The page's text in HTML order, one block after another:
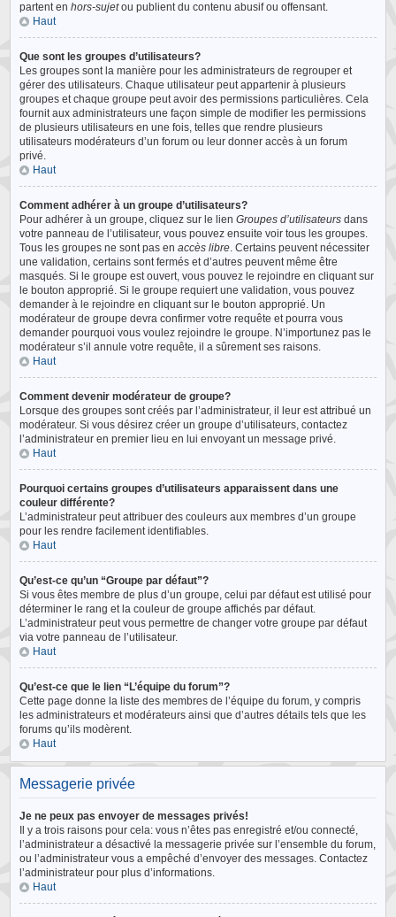
partent enhors-sujetou publient du contenu abusif ou offensant.
Haut
Que sont les groupes d’utilisateurs?
Les groupes sont la manière pour les administrateurs de regrouper et
gérer des utilisateurs. Chaque utilisateur peut appartenir à plusieurs
groupes et chaque groupe peut avoir des permissions particulières. Cela
fournit aux administrateurs une façon simple de modifier les permissions
de plusieurs utilisateurs en une fois, telles que rendre plusieurs
utilisateurs modérateurs d’un forum ou leur donner accès à un forum
privé.
Haut
Comment adhérer à un groupe d’utilisateurs?
Pour adhérer à un groupe, cliquez sur le lienGroupes d’utilisateurs dans
votre panneau de l’utilisateur, vous pouvez ensuite voir tous les groupes.
Tous les groupes ne sont pas enaccès libre. Certains peuvent nécessiter
une validation, certains sont fermés et d’autres peuvent même être
masqués. Si le groupe est ouvert, vous pouvez le rejoindre en cliquant sur
le bouton approprié. Si le groupe requiert une validation, vous pouvez
demander à le rejoindre en cliquant sur le bouton approprié. Un
modérateur de groupe devra confirmer votre requête et pourra vous
demander pourquoi vous voulez rejoindre le groupe. N’importunez pas le
modérateur s’il annule votre requête, il a sûrement ses raisons.
Haut
Comment devenir modérateur de groupe?
Lorsque des groupes sont créés par l’administrateur, il leur est attribué un
modérateur. Si vous désirez créer un groupe d’utilisateurs, contactez
l’administrateur en premier lieu en lui envoyant un message privé.
Haut
Pourquoi certains groupes d’utilisateurs apparaissent dans une
couleur différente?
L’administrateur peut attribuer des couleurs aux membres d’un groupe
pour les rendre facilement identifiables.
Haut
Qu’est-ce qu’un “Groupe par défaut”?
Si vous êtes membre de plus d’un groupe, celui par défaut est utilisé pour
déterminer le rang et la couleur de groupe affichés par défaut.
L’administrateur peut vous permettre de changer votre groupe par défaut
via votre panneau de l’utilisateur.
Haut
Qu’est-ce que le lien “L’équipe du forum”?
Cette page donne la liste des membres de l’équipe du forum, y compris
les administrateurs et modérateurs ainsi que d’autres détails tels que les
forums qu’ils modèrent.
Haut
Messagerie privée
Je ne peux pas envoyer de messages privés!
Il y a trois raisons pour cela: vous n’êtes pas enregistré et/ou connecté,
l’administrateur a désactivé la messagerie privée sur l’ensemble du forum,
ou l’administrateur vous a empêché d’envoyer des messages. Contactez
l’administrateur pour plus d’informations.
Haut